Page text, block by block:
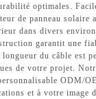
optimales.
de panneau solaire
dans divers
garantit une
du câble est
de votre projet.
ODM/
et à votre image